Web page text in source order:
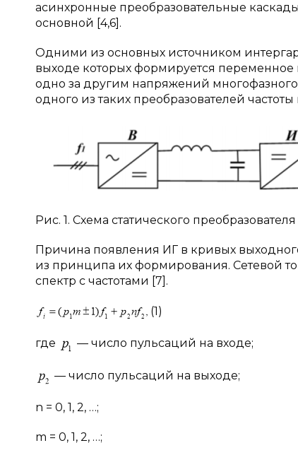
асинхронные преобразовательные
основной [4,6].
Одними из основных источником
выходе которых формируется
одно за другим напряжений
одного из таких преобразователей частоты
Рис. 1. Схема статического преобразователя
Причина появления ИГ в кривых
из принципа их формирования. Сетевой
спектр с частотами [7].
(1)
где — число пульсаций на входе;
— число пульсаций на выходе;
n = 0, 1, 2, …;
m = 0, 1, 2, …;